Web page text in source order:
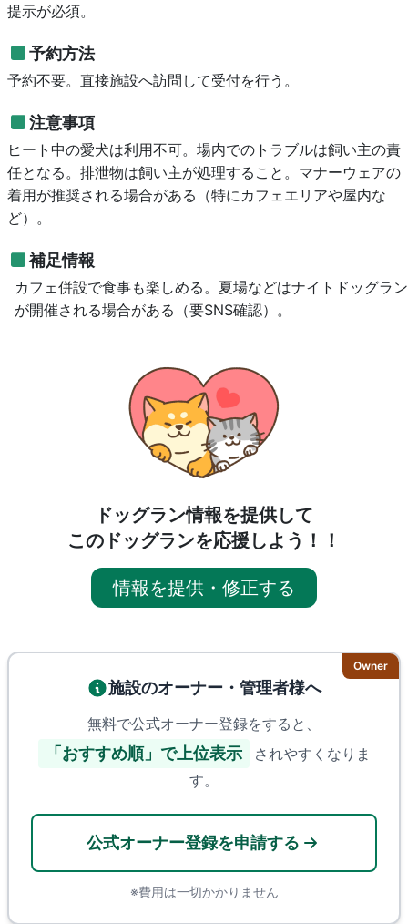
提示が必須。
予約方法
予約不要。直接施設へ訪問して受付を行う。
注意事項
ヒート中の愛犬は利用不可。場内でのトラブルは飼い主の責
任となる。排泄物は飼い主が処理すること。マナーウェアの
着用が推奨される場合がある（特にカフェエリアや屋内な
ど）。
補足情報
カフェ併設で食事も楽しめる。夏場などはナイトドッグラン
が開催される場合がある（要SNS確認）。
ドッグラン情報を提供して
このドッグランを応援しよう！！
情報を提供・修正する
Owner
施設のオーナー・管理者様へ
無料で公式オーナー登録をすると、
「おすすめ順」で上位表示
されやすくなりま
す。
公式オーナー登録を申請する
※費用は一切かかりません